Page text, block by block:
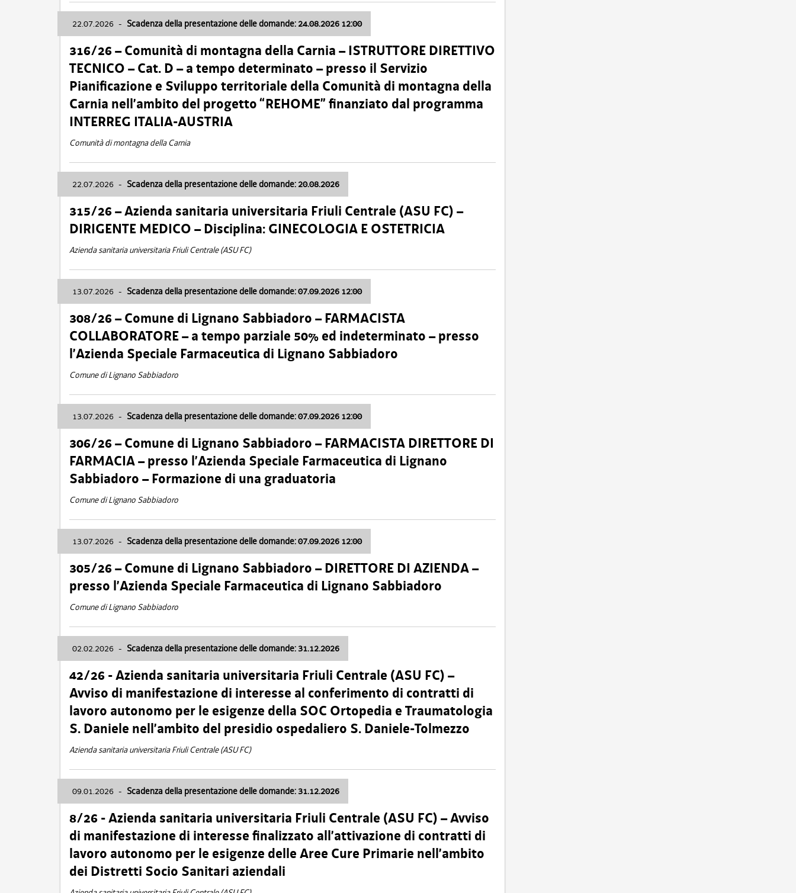
22.07.2026 - Scadenza della presentazione delle domande: 24.08.2026 12:00
316/26 – Comunità di montagna della Carnia – ISTRUTTORE DIRETTIVO
TECNICO – Cat. D – a tempo determinato – presso il Servizio
Pianificazione e Sviluppo territoriale della Comunità di montagna della
Carnia nell’ambito del progetto “REHOME” finanziato dal programma
INTERREG ITALIA-AUSTRIA
Comunità di montagna della Carnia
22.07.2026 - Scadenza della presentazione delle domande: 20.08.2026
315/26 – Azienda sanitaria universitaria Friuli Centrale (ASU FC) –
DIRIGENTE MEDICO – Disciplina: GINECOLOGIA E OSTETRICIA
Azienda sanitaria universitaria Friuli Centrale (ASU FC)
13.07.2026 - Scadenza della presentazione delle domande: 07.09.2026 12:00
308/26 – Comune di Lignano Sabbiadoro – FARMACISTA
COLLABORATORE – a tempo parziale 50% ed indeterminato – presso
l’Azienda Speciale Farmaceutica di Lignano Sabbiadoro
Comune di Lignano Sabbiadoro
13.07.2026 - Scadenza della presentazione delle domande: 07.09.2026 12:00
306/26 – Comune di Lignano Sabbiadoro – FARMACISTA DIRETTORE DI
FARMACIA – presso l’Azienda Speciale Farmaceutica di Lignano
Sabbiadoro – Formazione di una graduatoria
Comune di Lignano Sabbiadoro
13.07.2026 - Scadenza della presentazione delle domande: 07.09.2026 12:00
305/26 – Comune di Lignano Sabbiadoro – DIRETTORE DI AZIENDA –
presso l’Azienda Speciale Farmaceutica di Lignano Sabbiadoro
Comune di Lignano Sabbiadoro
02.02.2026 - Scadenza della presentazione delle domande: 31.12.2026
42/26 - Azienda sanitaria universitaria Friuli Centrale (ASU FC) –
Avviso di manifestazione di interesse al conferimento di contratti di
lavoro autonomo per le esigenze della SOC Ortopedia e Traumatologia
S. Daniele nell’ambito del presidio ospedaliero S. Daniele-Tolmezzo
Azienda sanitaria universitaria Friuli Centrale (ASU FC)
09.01.2026 - Scadenza della presentazione delle domande: 31.12.2026
8/26 - Azienda sanitaria universitaria Friuli Centrale (ASU FC) – Avviso
di manifestazione di interesse finalizzato all’attivazione di contratti di
lavoro autonomo per le esigenze delle Aree Cure Primarie nell’ambito
dei Distretti Socio Sanitari aziendali